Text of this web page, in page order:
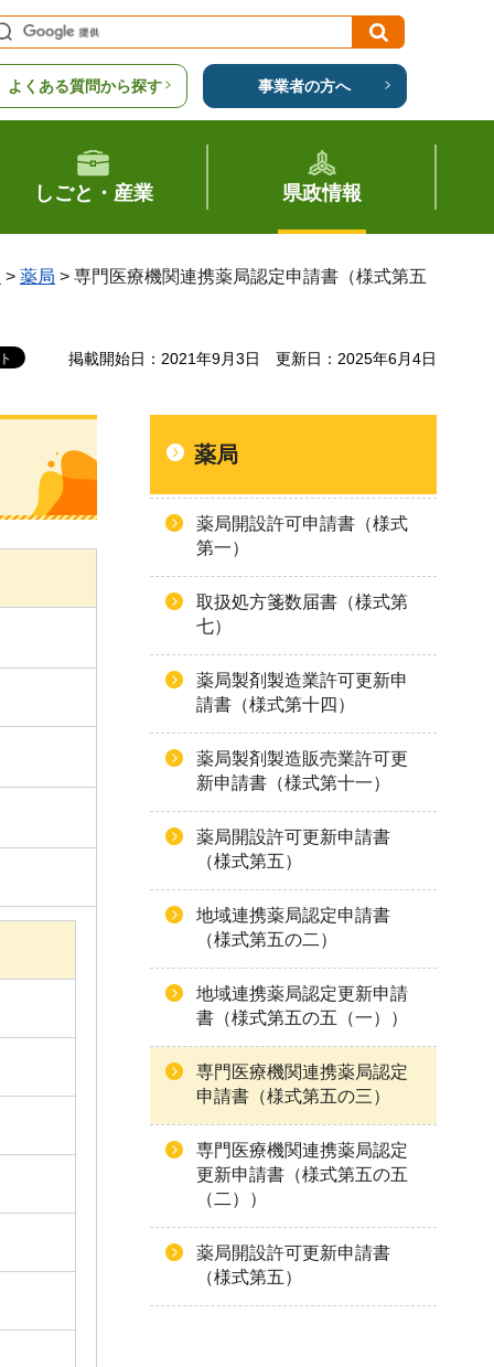
よくある質問から探す 事業者の方へ
しごと・産業 県政情報
> 薬局 > 専門医療機関連携薬局認定申請書（様式第五
掲載開始日：2021年9月3日 更新日：2025年6月4日
薬局
薬局開設許可申請書（様式
第一）
取扱処方箋数届書（様式第
七）
薬局製剤製造業許可更新申
請書（様式第十四）
薬局製剤製造販売業許可更
新申請書（様式第十一）
薬局開設許可更新申請書
（様式第五）
地域連携薬局認定申請書
（様式第五の二）
地域連携薬局認定更新申請
書（様式第五の五（一））
専門医療機関連携薬局認定
申請書（様式第五の三）
専門医療機関連携薬局認定
更新申請書（様式第五の五
（二））
薬局開設許可更新申請書
（様式第五）